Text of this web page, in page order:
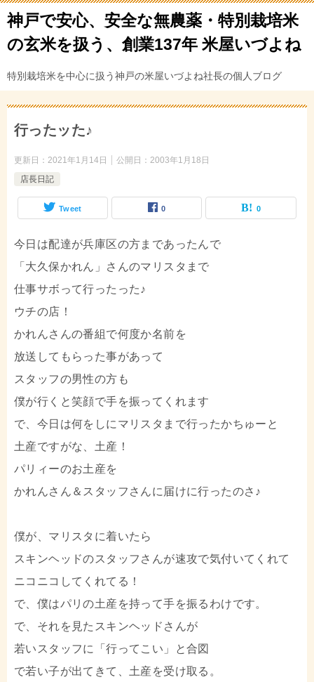
神戸で安心、安全な無農薬・特別栽培米
の玄米を扱う、創業137年 米屋いづよね
特別栽培米を中心に扱う神戸の米屋いづよね社長の個人ブログ
行ったッた♪
更新日： 2021年1月14日 公開日： 2003年1月18日
店長日記
Tweet 0 0
今日は配達が兵庫区の方まであったんで
「大久保かれん」さんのマリスタまで
仕事サボって行ったった♪
ウチの店！
かれんさんの番組で何度か名前を
放送してもらった事があって
スタッフの男性の方も
僕が行くと笑顔で手を振ってくれます
で、今日は何をしにマリスタまで行ったかちゅーと
土産ですがな、土産！
パリィーのお土産を
かれんさん＆スタッフさんに届けに行ったのさ♪
僕が、マリスタに着いたら
スキンヘッドのスタッフさんが速攻で気付いてくれて
ニコニコしてくれてる！
で、僕はパリの土産を持って手を振るわけです。
で、それを見たスキンヘッドさんが
若いスタッフに「行ってこい」と合図
で若い子が出てきて、土産を受け取る。